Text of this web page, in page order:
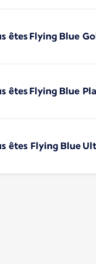
êtes Flying Blue
êtes Flying Blue
êtes Flying Blue